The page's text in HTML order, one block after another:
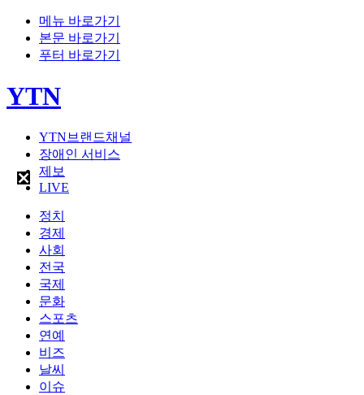
메뉴 바로가기
본문 바로가기
푸터 바로가기
YTN
YTN브랜드채널
장애인 서비스
제보
LIVE
정치
경제
사회
전국
국제
문화
스포츠
연예
비즈
날씨
이슈